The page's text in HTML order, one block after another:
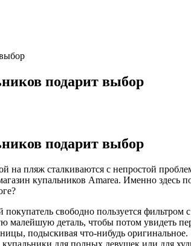
подарит выбор
подарит выбор
на пляж сталкиваются с непростой
купальников Amarea. Именно здесь
свободно пользуется фильтром
малейшую деталь, чтобы потом увидеть
подыскивая что-нибудь оригинальное.
для полных девушек или для